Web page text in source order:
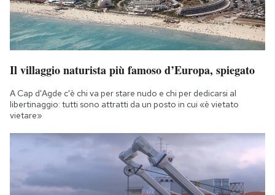
Il villaggio naturista più famoso d’Europa, spiegato
A Cap d'Agde c'è chi va per stare nudo e chi per dedicarsi al
libertinaggio: tutti sono attratti da un posto in cui «è vietato
vietare»